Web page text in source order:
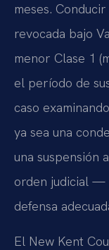
meses.
revocada bajo
menor Clase 1
el período de
caso
ya sea una
una suspensión
orden judicial —
defensa
El New Kent